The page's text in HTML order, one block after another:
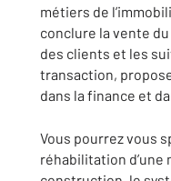
métiers de
conclure la vente
des clients et les
transaction,
dans la finance et
Vous pourrez vous
réhabilitation d’une